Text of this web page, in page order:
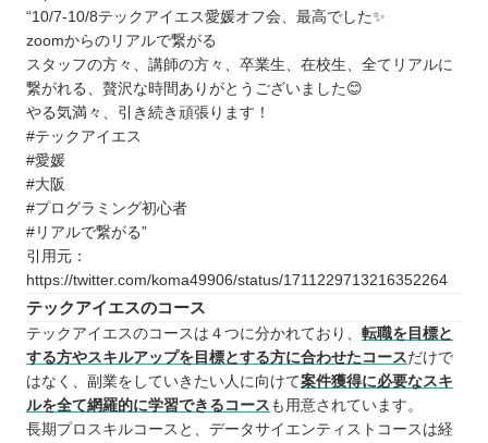
“10/7-10/8テックアイエス愛媛オフ会、最高でした✨
zoomからのリアルで繋がる
スタッフの方々、講師の方々、卒業生、在校生、全てリアルに
繋がれる、贅沢な時間ありがとうございました😊
やる気満々、引き続き頑張ります！
#テックアイエス
#愛媛
#大阪
#プログラミング初心者
#リアルで繋がる”
引用元：
https://twitter.com/koma49906/status/1711229713216352264
テックアイエスのコース
テックアイエスのコースは４つに分かれており、 転職を目標と
する方やスキルアップを目標とする方に合わせたコースだけで
はなく、副業をしていきたい人に向けて案件獲得に必要なスキ
ルを全て網羅的に学習できるコース も用意されています。
長期プロスキルコースと、データサイエンティストコースは経